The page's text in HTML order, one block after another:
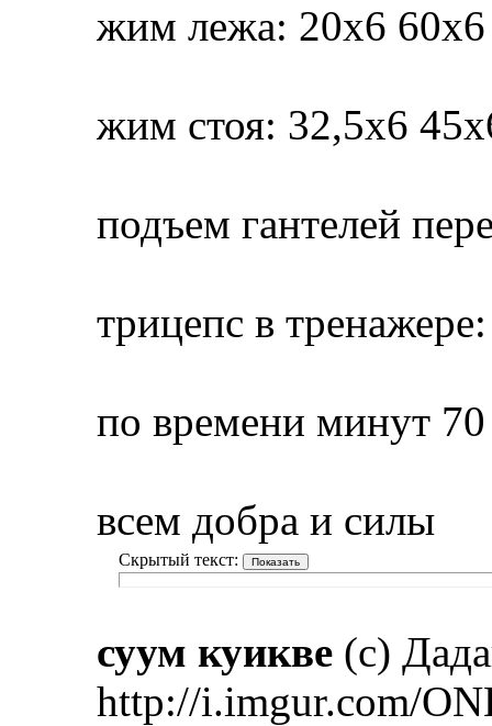
жим лежа: 20х6
жим стоя: 32,5х6
подъем гантелей
трицепс в
по времени минут 70
всем добра и силы
Скрытый текст:
суум куикве (с)
http://i.imgur.com/